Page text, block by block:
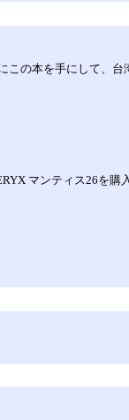
の本を手にして、
マンティス26を購